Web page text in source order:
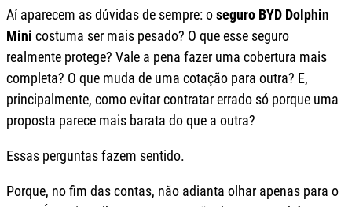
Aí aparecem as dúvidas de sempre: oseguro BYD Dolphin
Mini costuma ser mais pesado? O que esse seguro
realmente protege? Vale a pena fazer uma cobertura mais
completa? O que muda de uma cotação para outra? E,
principalmente, como evitar contratar errado só porque uma
proposta parece mais barata do que a outra?
Essas perguntas fazem sentido.
Porque, no fim das contas, não adianta olhar apenas para o